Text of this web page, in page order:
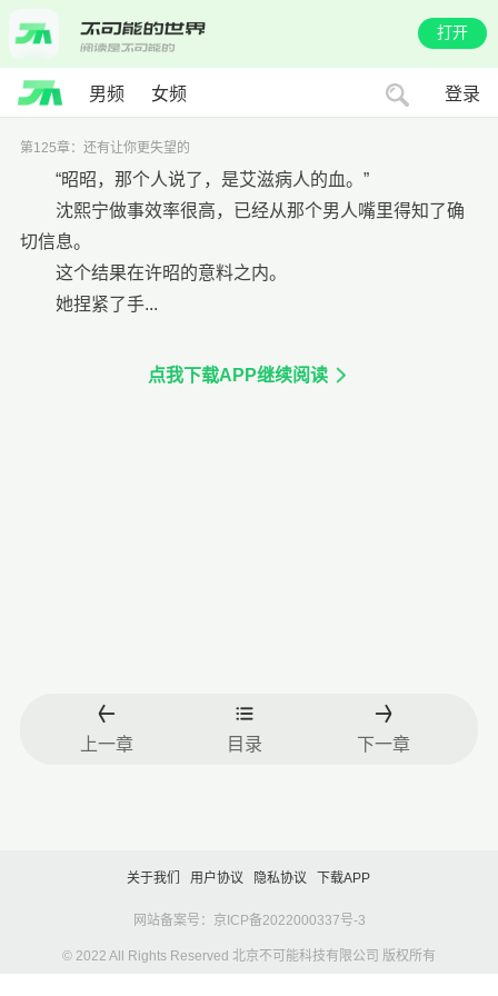
打开
男频 女频 登录
第125章：还有让你更失望的
“昭昭，那个人说了，是艾滋病人的血。”
沈熙宁做事效率很高，已经从那个男人嘴里得知了确
切信息。
这个结果在许昭的意料之内。
她捏紧了手...
点我下载APP继续阅读
上一章 目录 下一章
关于我们 用户协议 隐私协议 下载APP
网站备案号：京ICP备2022000337号-3
© 2022 All Rights Reserved 北京不可能科技有限公司 版权所有